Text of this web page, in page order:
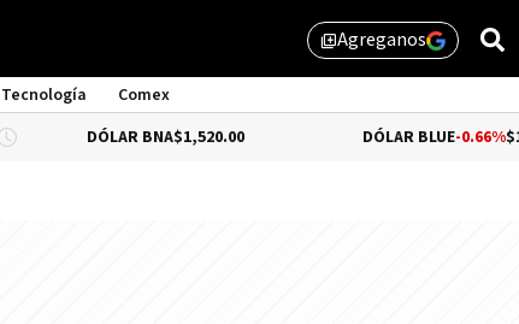
library_addAgreganos
Tecnología
Comex
DÓLAR BNA$1,520.00 DÓLAR BLUE-0.66%$1,530.00